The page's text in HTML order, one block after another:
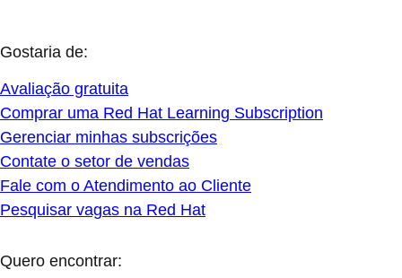
Gostaria de:
Avaliação gratuita
Comprar uma Red Hat Learning Subscription
Gerenciar minhas subscrições
Contate o setor de vendas
Fale com o Atendimento ao Cliente
Pesquisar vagas na Red Hat
Quero encontrar: